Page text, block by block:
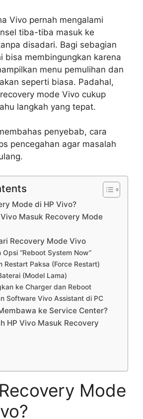
Vivo pernah mengalami
tiba-tiba masuk ke
disadari. Bagi sebagian
bisa membingungkan karena
menu pemulihan dan
seperti biasa. Padahal,
mode Vivo cukup
langkah yang tepat.
penyebab, cara
pencegahan agar masalah
Mode di HP Vivo?
Masuk Recovery Mode
Recovery Mode Vivo
Opsi “Reboot System Now”
Restart Paksa (Force Restart)
(Model Lama)
ke Charger dan Reboot
Software Vivo Assistant di PC
ke Service Center?
HP Vivo Masuk Recovery
Mode